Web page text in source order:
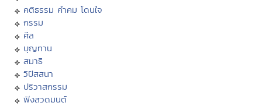
คติธรรม คำคม โดนใจ
กรรม
ศีล
บุญทาน
สมาธิ
วิปัสสนา
ปริวาสกรรม
ฟังสวดมนต์